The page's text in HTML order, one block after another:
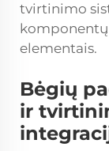
tvirtinimo
elementais.
Bėgių
ir